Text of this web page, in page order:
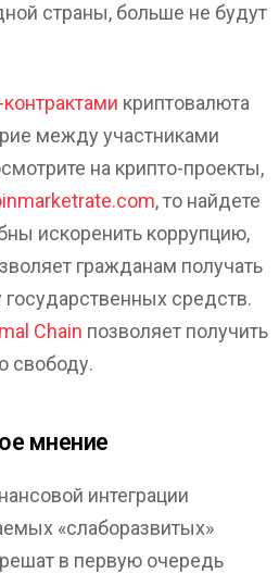
страны, больше не будут
криптовалюта
между участниками
на крипто-проекты,
, то найдете
искоренить коррупцию,
гражданам получать
государственных средств.
Chain позволяет получить
свободу.
мнение
интеграции
«слаборазвитых»
в первую очередь